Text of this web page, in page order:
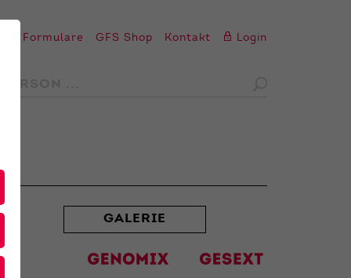
Formulare GFS Shop Kontakt Login
GALERIE